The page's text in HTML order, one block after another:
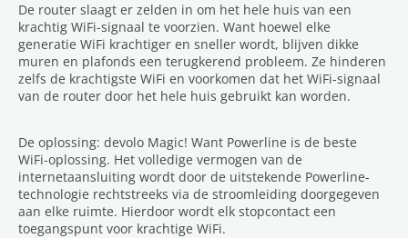
De router slaagt er zelden in om het hele huis van een
krachtig WiFi-signaal te voorzien. Want hoewel elke
generatie WiFi krachtiger en sneller wordt, blijven dikke
muren en plafonds een terugkerend probleem. Ze hinderen
zelfs de krachtigste WiFi en voorkomen dat het WiFi-signaal
van de router door het hele huis gebruikt kan worden.
De oplossing: devolo Magic! Want Powerline is de beste
WiFi-oplossing. Het volledige vermogen van de
internetaansluiting wordt door de uitstekende Powerline-
technologie rechtstreeks via de stroomleiding doorgegeven
aan elke ruimte. Hierdoor wordt elk stopcontact een
toegangspunt voor krachtige WiFi.